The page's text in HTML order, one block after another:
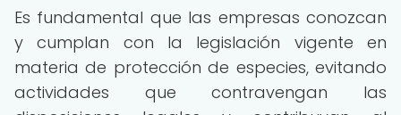
Es fundamental que las empresas conozcan
y cumplan con la legislación vigente en
materia de protección de especies, evitando
actividades que contravengan las